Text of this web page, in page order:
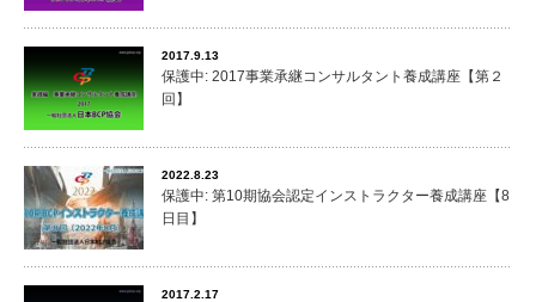
2017.9.13
保護中: 2017事業承継コンサルタント養成講座【第２
回】
2022.8.23
保護中: 第10期協会認定インストラクター養成講座【8
日目】
2017.2.17